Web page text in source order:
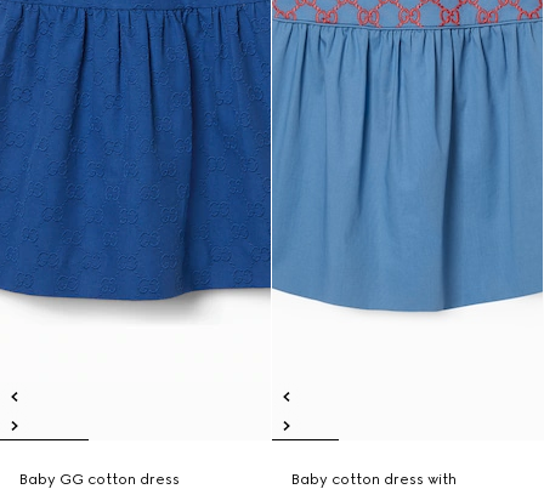
Baby GG cotton dress
Baby cotton dress with